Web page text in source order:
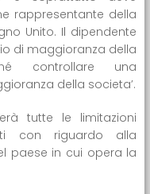
rappresentante della
Unito. Il dipendente
di maggioranza della
controllare una
della societa’.
tutte le limitazioni
con riguardo alla
paese in cui opera la